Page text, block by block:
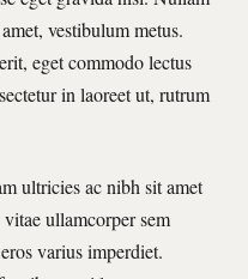
vestibulum metus.
eget commodo lectus
in laoreet ut, rutrum
ultricies ac nibh sit amet
ullamcorper sem
varius imperdiet.